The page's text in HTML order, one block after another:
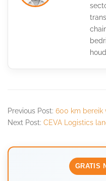
Previous Post: 600 km bereik
Next Post: CEVA Logistics
GRATIS